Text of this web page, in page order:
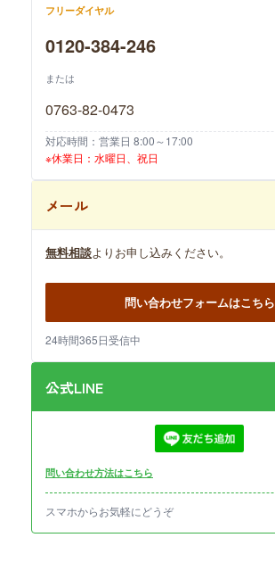
フリーダイヤル
0120-384-246
または
0763-82-0473
対応時間：営業日 8:00～17:00
※休業日：水曜日、祝日
メール
無料相談よりお申し込みください。
問い合わせフォームはこちら
24時間365日受信中
公式LINE
問い合わせ方法はこちら
スマホからお気軽にどうぞ